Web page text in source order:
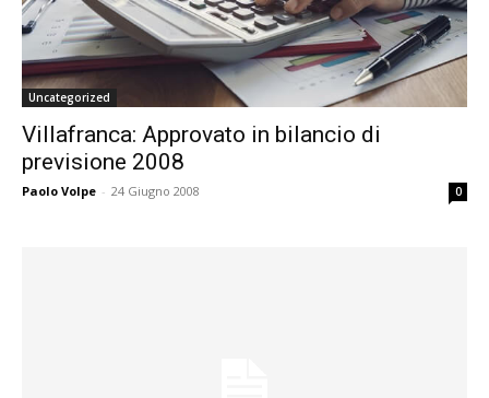
Uncategorized
Villafranca: Approvato in bilancio di
previsione 2008
Paolo Volpe - 24 Giugno 2008 0